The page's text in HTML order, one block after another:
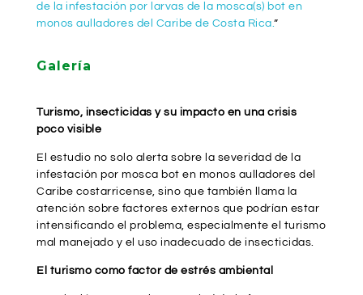
de la infestación por larvas de la mosca(s) bot en
monos aulladores del Caribe de Costa Rica. ”
Galería
Turismo, insecticidas y su impacto en una crisis
poco visible
El estudio no solo alerta sobre la severidad de la
infestación por mosca bot en monos aulladores del
Caribe costarricense, sino que también llama la
atención sobre factores externos que podrían estar
intensificando el problema, especialmente el turismo
mal manejado y el uso inadecuado de insecticidas.
El turismo como factor de estrés ambiental